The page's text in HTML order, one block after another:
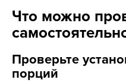
Что можно
Проверьте
порций